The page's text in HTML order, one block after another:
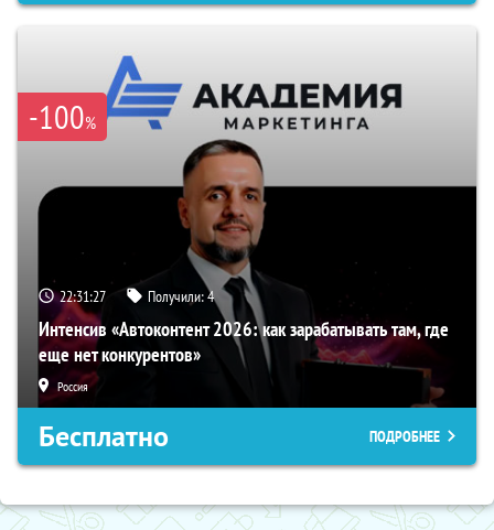
-100%
22:31:26 Получили:4
Интенсив «Автоконтент 2026: как зарабатывать там, где
еще нет конкурентов»
Россия
Бесплатно ПОДРОБНЕЕ